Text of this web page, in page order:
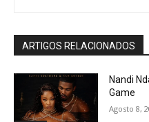
ARTIGOS RELACIONADOS
Nandi
Game
Agosto 8,